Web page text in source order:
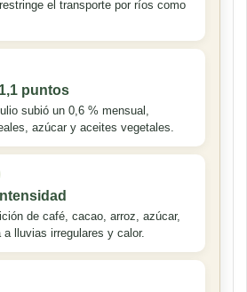
el transporte por ríos como
puntos
subió un 0,6 % mensual,
azúcar y aceites vegetales.
de café, cacao, arroz, azúcar,
lluvias irregulares y calor.